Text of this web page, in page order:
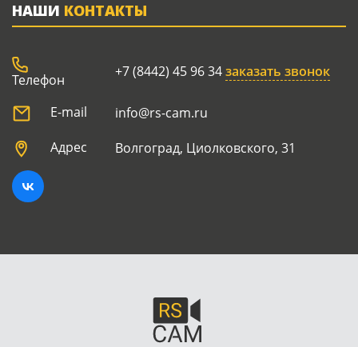
НАШИ КОНТАКТЫ
Телефон +7 (8442) 45 96 34заказать звонок
E-mail
info@rs-cam.ru
Адрес
Волгоград, Циолковского, 31